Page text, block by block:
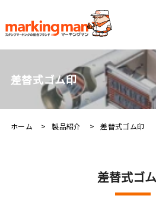
差替式ゴム印
ホーム 製品紹介 差替式ゴム印
差替式ゴ